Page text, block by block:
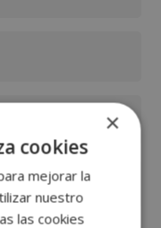
×
cookies
mejorar la
nuestro
las cookies